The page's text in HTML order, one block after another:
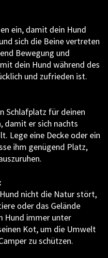
ein, damit dein Hund
sich die Beine vertreten
Bewegung und
dein Hund während des
und zufrieden ist.
Schlafplatz für deinen
damit er sich nachts
Lege eine Decke oder ein
ihm genügend Platz,
nicht die Natur stört,
oder das Gelände
Hund immer unter
Kot, um die Umwelt
zu schützen.